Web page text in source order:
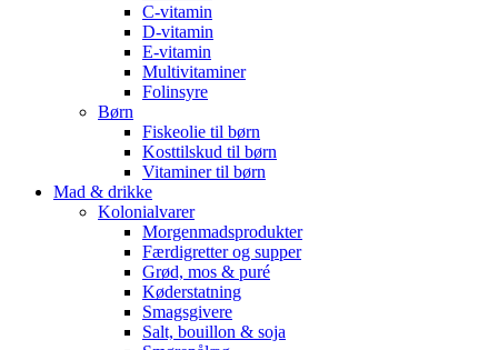
C-vitamin
D-vitamin
E-vitamin
Multivitaminer
Folinsyre
Børn
Fiskeolie til børn
Kosttilskud til børn
Vitaminer til børn
Mad & drikke
Kolonialvarer
Morgenmadsprodukter
Færdigretter og supper
Grød, mos & puré
Køderstatning
Smagsgivere
Salt, bouillon & soja